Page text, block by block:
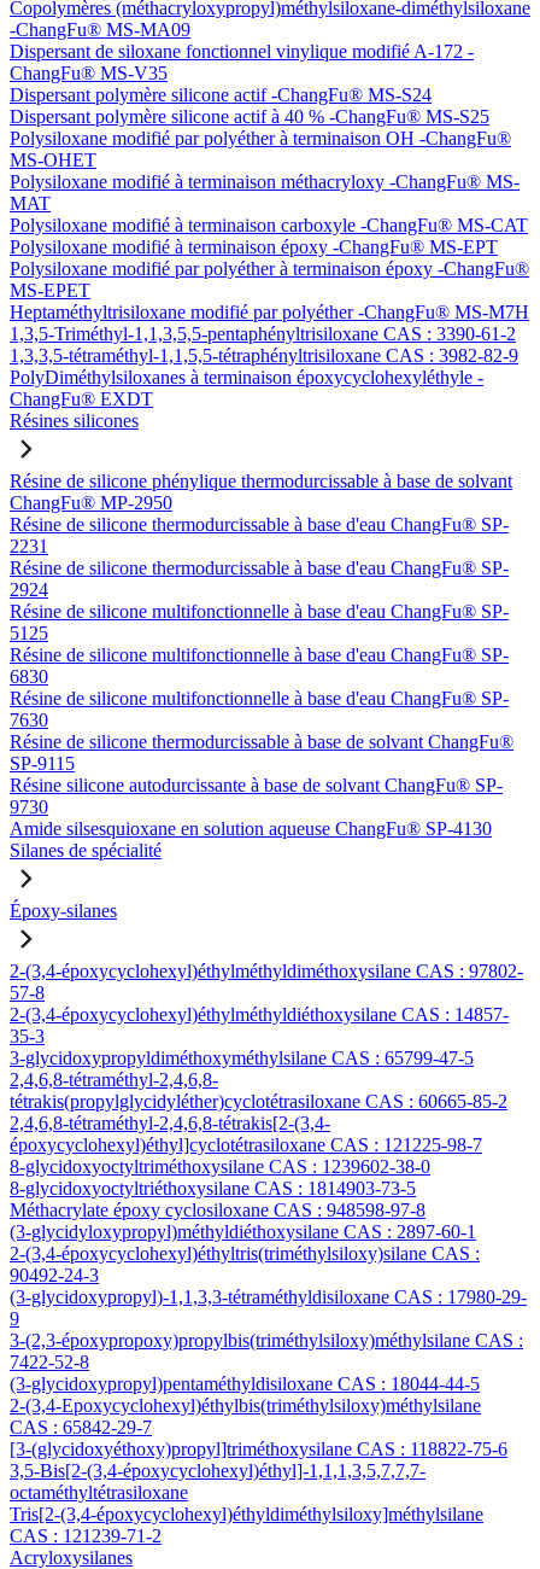
Copolymères (méthacryloxypropyl)méthylsiloxane-diméthylsiloxane
-ChangFu® MS-MA09
Dispersant de siloxane fonctionnel vinylique modifié A-172 -
ChangFu® MS-V35
Dispersant polymère silicone actif -ChangFu® MS-S24
Dispersant polymère silicone actif à 40 % -ChangFu® MS-S25
Polysiloxane modifié par polyéther à terminaison OH -ChangFu®
MS-OHET
Polysiloxane modifié à terminaison méthacryloxy -ChangFu® MS-
MAT
Polysiloxane modifié à terminaison carboxyle -ChangFu® MS-CAT
Polysiloxane modifié à terminaison époxy -ChangFu® MS-EPT
Polysiloxane modifié par polyéther à terminaison époxy -ChangFu®
MS-EPET
Heptaméthyltrisiloxane modifié par polyéther -ChangFu® MS-M7H
1,3,5-Triméthyl-1,1,3,5,5-pentaphényltrisiloxane CAS : 3390-61-2
1,3,3,5-tétraméthyl-1,1,5,5-tétraphényltrisiloxane CAS : 3982-82-9
PolyDiméthylsiloxanes à terminaison époxycyclohexyléthyle -
ChangFu® EXDT
Résines silicones
Résine de silicone phénylique thermodurcissable à base de solvant
ChangFu® MP-2950
Résine de silicone thermodurcissable à base d'eau ChangFu® SP-
2231
Résine de silicone thermodurcissable à base d'eau ChangFu® SP-
2924
Résine de silicone multifonctionnelle à base d'eau ChangFu® SP-
5125
Résine de silicone multifonctionnelle à base d'eau ChangFu® SP-
6830
Résine de silicone multifonctionnelle à base d'eau ChangFu® SP-
7630
Résine de silicone thermodurcissable à base de solvant ChangFu®
SP-9115
Résine silicone autodurcissante à base de solvant ChangFu® SP-
9730
Amide silsesquioxane en solution aqueuse ChangFu® SP-4130
Silanes de spécialité
Époxy-silanes
2-(3,4-époxycyclohexyl)éthylméthyldiméthoxysilane CAS : 97802-
57-8
2-(3,4-époxycyclohexyl)éthylméthyldiéthoxysilane CAS : 14857-
35-3
3-glycidoxypropyldiméthoxyméthylsilane CAS : 65799-47-5
2,4,6,8-tétraméthyl-2,4,6,8-
tétrakis(propylglycidyléther)cyclotétrasiloxane CAS : 60665-85-2
2,4,6,8-tétraméthyl-2,4,6,8-tétrakis[2-(3,4-
époxycyclohexyl)éthyl]cyclotétrasiloxane CAS : 121225-98-7
8-glycidoxyoctyltriméthoxysilane CAS : 1239602-38-0
8-glycidoxyoctyltriéthoxysilane CAS : 1814903-73-5
Méthacrylate époxy cyclosiloxane CAS : 948598-97-8
(3-glycidyloxypropyl)méthyldiéthoxysilane CAS : 2897-60-1
2-(3,4-époxycyclohexyl)éthyltris(triméthylsiloxy)silane CAS :
90492-24-3
(3-glycidoxypropyl)-1,1,3,3-tétraméthyldisiloxane CAS : 17980-29-
9
3-(2,3-époxypropoxy)propylbis(triméthylsiloxy)méthylsilane CAS :
7422-52-8
(3-glycidoxypropyl)pentaméthyldisiloxane CAS : 18044-44-5
2-(3,4-Epoxycyclohexyl)éthylbis(triméthylsiloxy)méthylsilane
CAS : 65842-29-7
[3-(glycidoxyéthoxy)propyl]triméthoxysilane CAS : 118822-75-6
3,5-Bis[2-(3,4-époxycyclohexyl)éthyl]-1,1,1,3,5,7,7,7-
octaméthyltétrasiloxane
Tris[2-(3,4-époxycyclohexyl)éthyldiméthylsiloxy]méthylsilane
CAS : 121239-71-2
Acryloxysilanes